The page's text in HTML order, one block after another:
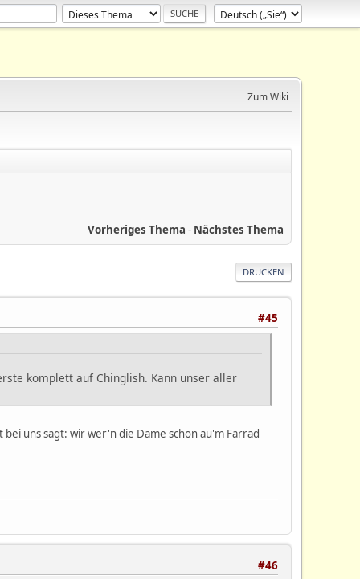
Zum Wiki
Vorheriges Thema - Nächstes Thema
DRUCKEN
#45
komplett auf Chinglish. Kann unser aller
uns sagt: wir wer'n die Dame schon au'm Farrad
#46